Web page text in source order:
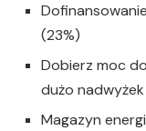
(23%)
Dobierz moc
dużo nadwyżek
Magazyn